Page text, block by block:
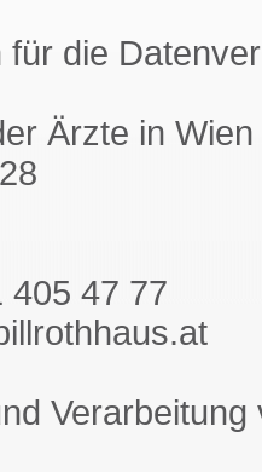
für die
Ärzte in Wien
405 47 77
Verarbeitung